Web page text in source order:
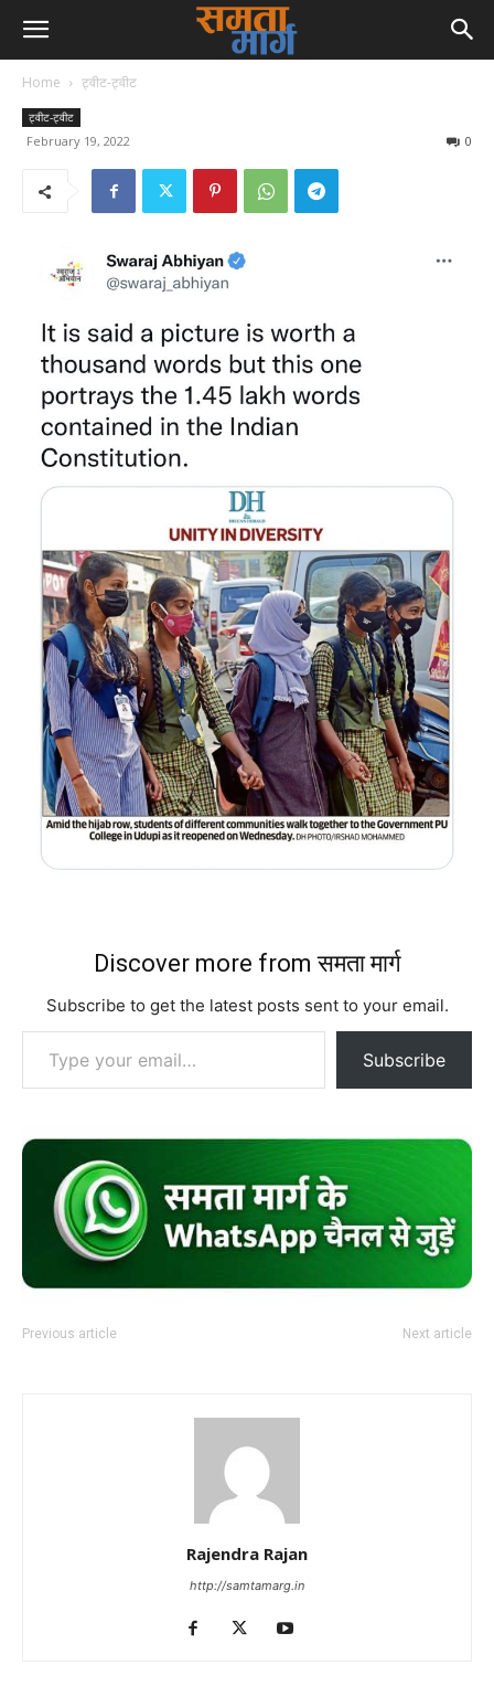
Home ट्वीट-ट्वीट
ट्वीट-ट्वीट
February 19, 2022 0
Discover more from समता मार्ग
Subscribe to get the latest posts sent to your email.
Type your email…
Subscribe
Previous article Next article
Rajendra Rajan
http://samtamarg.in